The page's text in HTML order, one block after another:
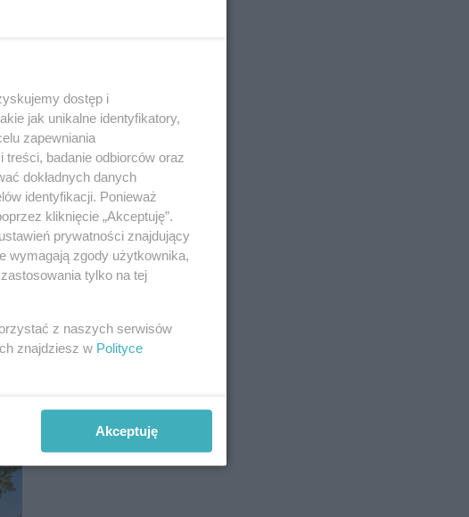
dostęp i
jak unikalne identyfikatory,
zapewniania
badanie odbiorców oraz
dokładnych danych
identyfikacji. Ponieważ
kliknięcie „Akceptuję”.
prywatności znajdujący
wymagają zgody użytkownika,
tylko na tej
z naszych serwisów
znajdziesz w Polityce
Akceptuję